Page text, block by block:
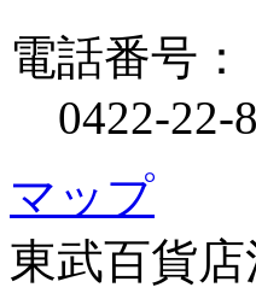
電話番号：
0422-22-
マップ
東武百貨